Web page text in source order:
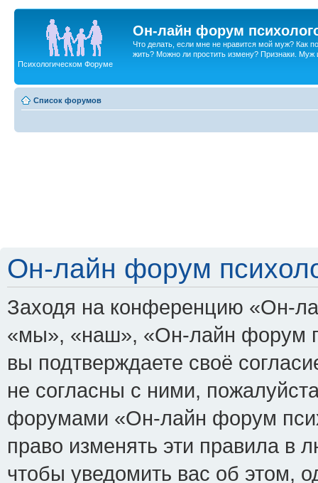
Он-лайн форум
Что делать, если мне не нравится мой муж? Как
жить? Можно ли простить измену? Признаки. Муж
Психологическом Форуме
Список форумов
Он-лайн форум
Заходя на конференцию «Он-
«мы», «наш», «Он-лайн форум
вы подтверждаете своё
не согласны с ними,
форумами «Он-лайн форум
право изменять эти правила в
чтобы уведомить вас об этом,